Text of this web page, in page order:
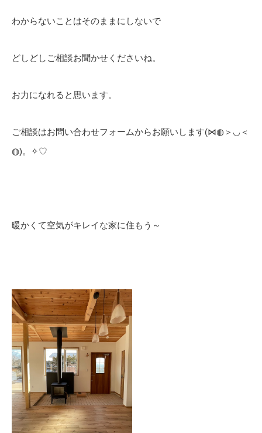
わからないことはそのままにしないで
どしどしご相談お聞かせくださいね。
お力になれると思います。
ご相談はお問い合わせフォームからお願いします(⋈◍＞◡＜
◍)。✧♡
暖かくて空気がキレイな家に住もう～